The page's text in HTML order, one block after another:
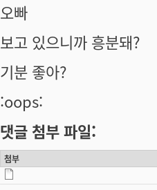
오빠
보고 있으니까 흥분돼?
기분 좋아?
:oops:
댓글 첨부 파일:
첨부